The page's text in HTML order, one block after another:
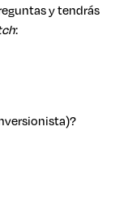
y tendrás
: